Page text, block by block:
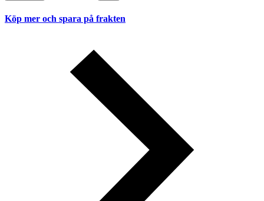
Köp mer och spara på frakten